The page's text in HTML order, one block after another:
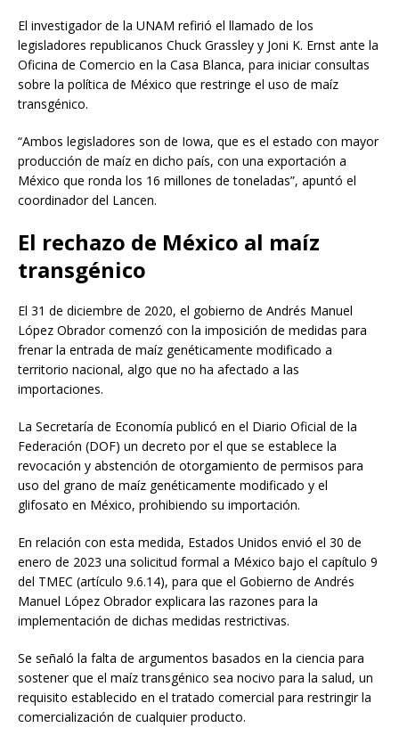
El investigador de la UNAM refirió el llamado de los
legisladores republicanos Chuck Grassley y Joni K. Ernst ante la
Oficina de Comercio en la Casa Blanca, para iniciar consultas
sobre la política de México que restringe el uso de maíz
transgénico.
“Ambos legisladores son de Iowa, que es el estado con mayor
producción de maíz en dicho país, con una exportación a
México que ronda los 16 millones de toneladas”, apuntó el
coordinador del Lancen.
El rechazo de México al maíz
transgénico
El 31 de diciembre de 2020, el gobierno de Andrés Manuel
López Obrador comenzó con la imposición de medidas para
frenar la entrada de maíz genéticamente modificado a
territorio nacional, algo que no ha afectado a las
importaciones.
La Secretaría de Economía publicó en el Diario Oficial de la
Federación (DOF) un decreto por el que se establece la
revocación y abstención de otorgamiento de permisos para
uso del grano de maíz genéticamente modificado y el
glifosato en México, prohibiendo su importación.
En relación con esta medida, Estados Unidos envió el 30 de
enero de 2023 una solicitud formal a México bajo el capítulo 9
del TMEC (artículo 9.6.14), para que el Gobierno de Andrés
Manuel López Obrador explicara las razones para la
implementación de dichas medidas restrictivas.
Se señaló la falta de argumentos basados en la ciencia para
sostener que el maíz transgénico sea nocivo para la salud, un
requisito establecido en el tratado comercial para restringir la
comercialización de cualquier producto.